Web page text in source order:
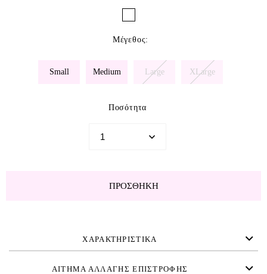
Μέγεθος:
Small Medium Large XLarge
Ποσότητα
ΠΡΟΣΘΉΚΗ
ΧΑΡΑΚΤΗΡΙΣΤΙΚΑ
ΑΙΤΗΜΑ ΑΛΛΑΓΗΣ ΕΠΙΣΤΡΟΦΗΣ